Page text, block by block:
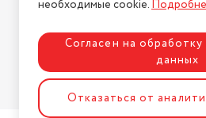
Разработка сайта
необходимые cookie.
Согласен на
данных
Отказаться от